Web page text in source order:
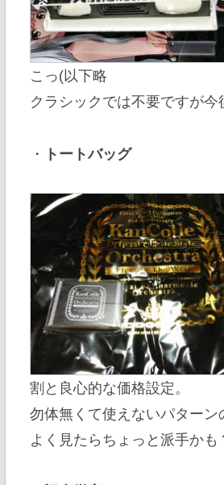
こっ(以下略
クラシックでは不要ですが
・ トートバッグ
割と良心的な価格設定。
勿体無くて使えないパターン
よく見たらちょっと派手かも